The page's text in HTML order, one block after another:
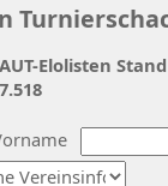
AUT-Elolisten
7.518